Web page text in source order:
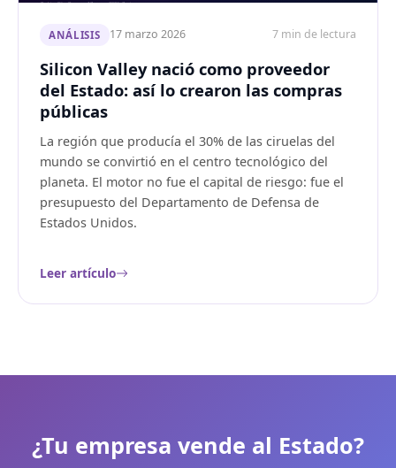
ANÁLISIS 17 marzo 2026 7 min de lectura
Silicon Valley nació como proveedor
del Estado: así lo crearon las compras
públicas
La región que producía el 30% de las ciruelas del
mundo se convirtió en el centro tecnológico del
planeta. El motor no fue el capital de riesgo: fue el
presupuesto del Departamento de Defensa de
Estados Unidos.
Leer artículo
¿Tu empresa vende al Estado?